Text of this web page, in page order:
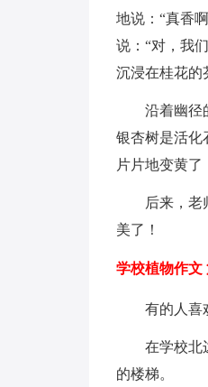
地说：“真香
说：“对，我
沉浸在桂花的
沿着幽径
银杏树是活化
片片地变黄了
后来，
美了！
学校植物作文
有的人喜
在学校北
的楼梯。